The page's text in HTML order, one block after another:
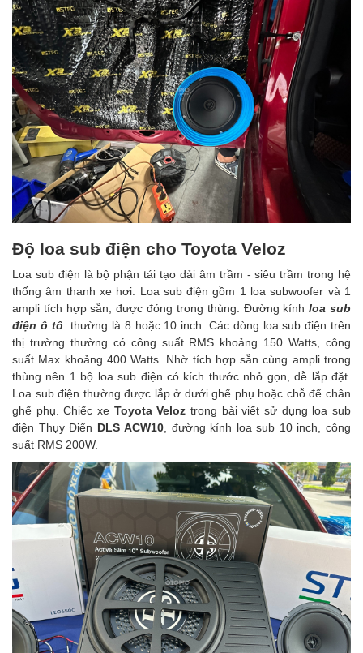
Độ loa sub điện cho Toyota Veloz
Loa sub điện là bộ phận tái tạo dải âm trầm - siêu trầm trong hệ
thống âm thanh xe hơi. Loa sub điện gồm 1 loa subwoofer và 1
ampli tích hợp sẵn, được đóng trong thùng. Đường kínhloa sub
điện ô tô thường là 8 hoặc 10 inch. Các dòng loa sub điện trên
thị trường thường có công suất RMS khoảng 150 Watts, công
suất Max khoảng 400 Watts. Nhờ tích hợp sẵn cùng ampli trong
thùng nên 1 bộ loa sub điện có kích thước nhỏ gọn, dễ lắp đặt.
Loa sub điện thường được lắp ở dưới ghế phụ hoặc chỗ để chân
ghế phụ. Chiếc xe Toyota Veloz trong bài viết sử dụng loa sub
điện Thụy Điển DLS ACW10 , đường kính loa sub 10 inch, công
suất RMS 200W.